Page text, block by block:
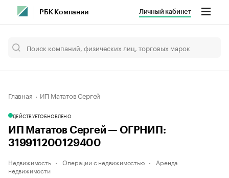
РБК Компании Личный кабинет
Главная ИП Мататов Сергей
ДЕЙСТВУЕТОБНОВЛЕНО
ИП Мататов Сергей — ОГРНИП:
319911200129400
Недвижимость Операции с недвижимостью
Аренда
недвижимости